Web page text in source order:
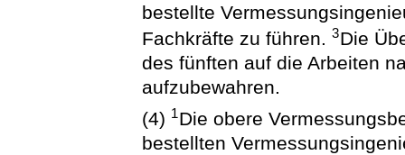
bestellte
Fachkräfte zu führen.3Die
des fünften auf die Arbeiten
aufzubewahren.
(4) 1Die obere
bestellten